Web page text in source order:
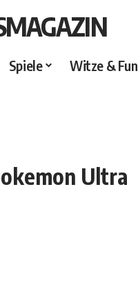
Spiele Witze & Fun
Ultra